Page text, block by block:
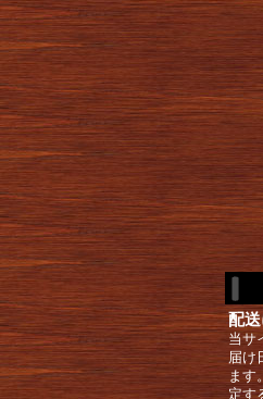
配
当サ
届け
ます
定す